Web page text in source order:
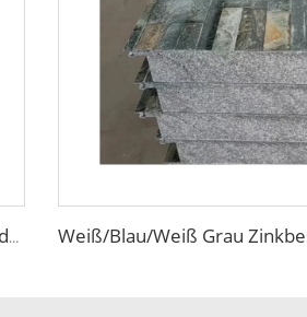
Vorgefertigte leichte EPS-Foamplatten Außendach-Sandwichpaneel Metall-Sandwichpaneel Wärmeisolierend Lärmdämmend Feuerfest